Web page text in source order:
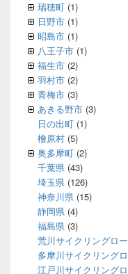
瑞穂町 (1)
日野市 (1)
昭島市 (1)
八王子市 (1)
福生市 (2)
羽村市 (2)
青梅市 (3)
あきる野市 (3)
日の出町 (1)
檜原村 (5)
奥多摩町 (2)
千葉県 (43)
埼玉県 (126)
神奈川県 (15)
静岡県 (4)
福島県 (3)
荒川サイクリングロ
多摩川サイクリング
江戸川サイクリング